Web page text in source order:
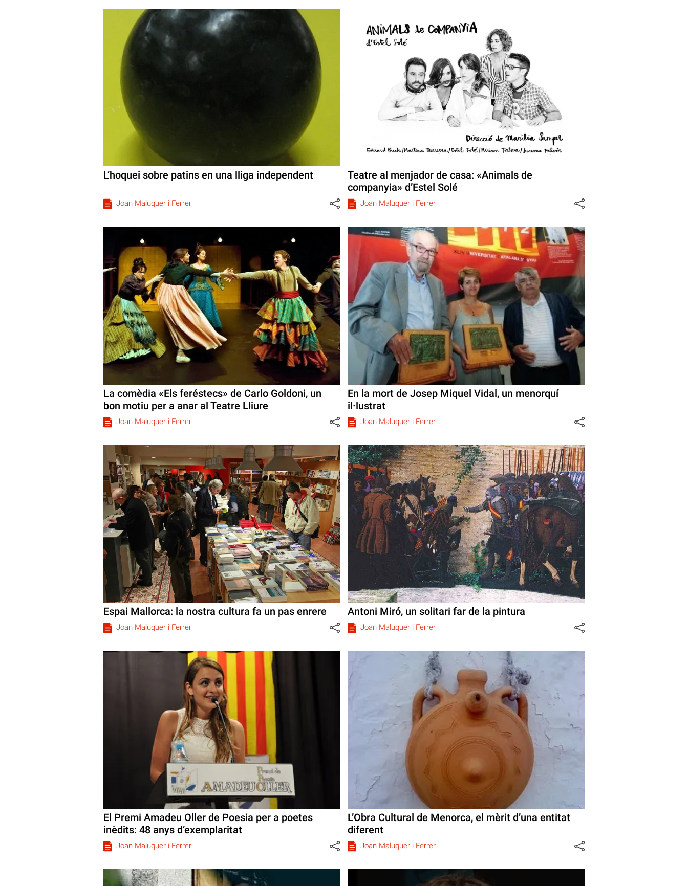
L’hoquei sobre patins en una lliga independent
Joan Maluquer i Ferrer
Teatre al menjador de casa: «Animals de
companyia» d’Estel Solé
Joan Maluquer i Ferrer
La comèdia «Els feréstecs» de Carlo Goldoni, un
bon motiu per a anar al Teatre Lliure
Joan Maluquer i Ferrer
En la mort de Josep Miquel Vidal, un menorquí
il·lustrat
Joan Maluquer i Ferrer
Espai Mallorca: la nostra cultura fa un pas enrere
Joan Maluquer i Ferrer
Antoni Miró, un solitari far de la pintura
Joan Maluquer i Ferrer
El Premi Amadeu Oller de Poesia per a poetes
inèdits: 48 anys d’exemplaritat
Joan Maluquer i Ferrer
L’Obra Cultural de Menorca, el mèrit d’una entitat
diferent
Joan Maluquer i Ferrer